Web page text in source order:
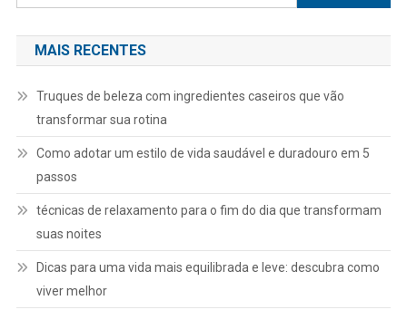
por:
MAIS RECENTES
Truques de beleza com ingredientes caseiros que vão
transformar sua rotina
Como adotar um estilo de vida saudável e duradouro em 5
passos
técnicas de relaxamento para o fim do dia que transformam
suas noites
Dicas para uma vida mais equilibrada e leve: descubra como
viver melhor